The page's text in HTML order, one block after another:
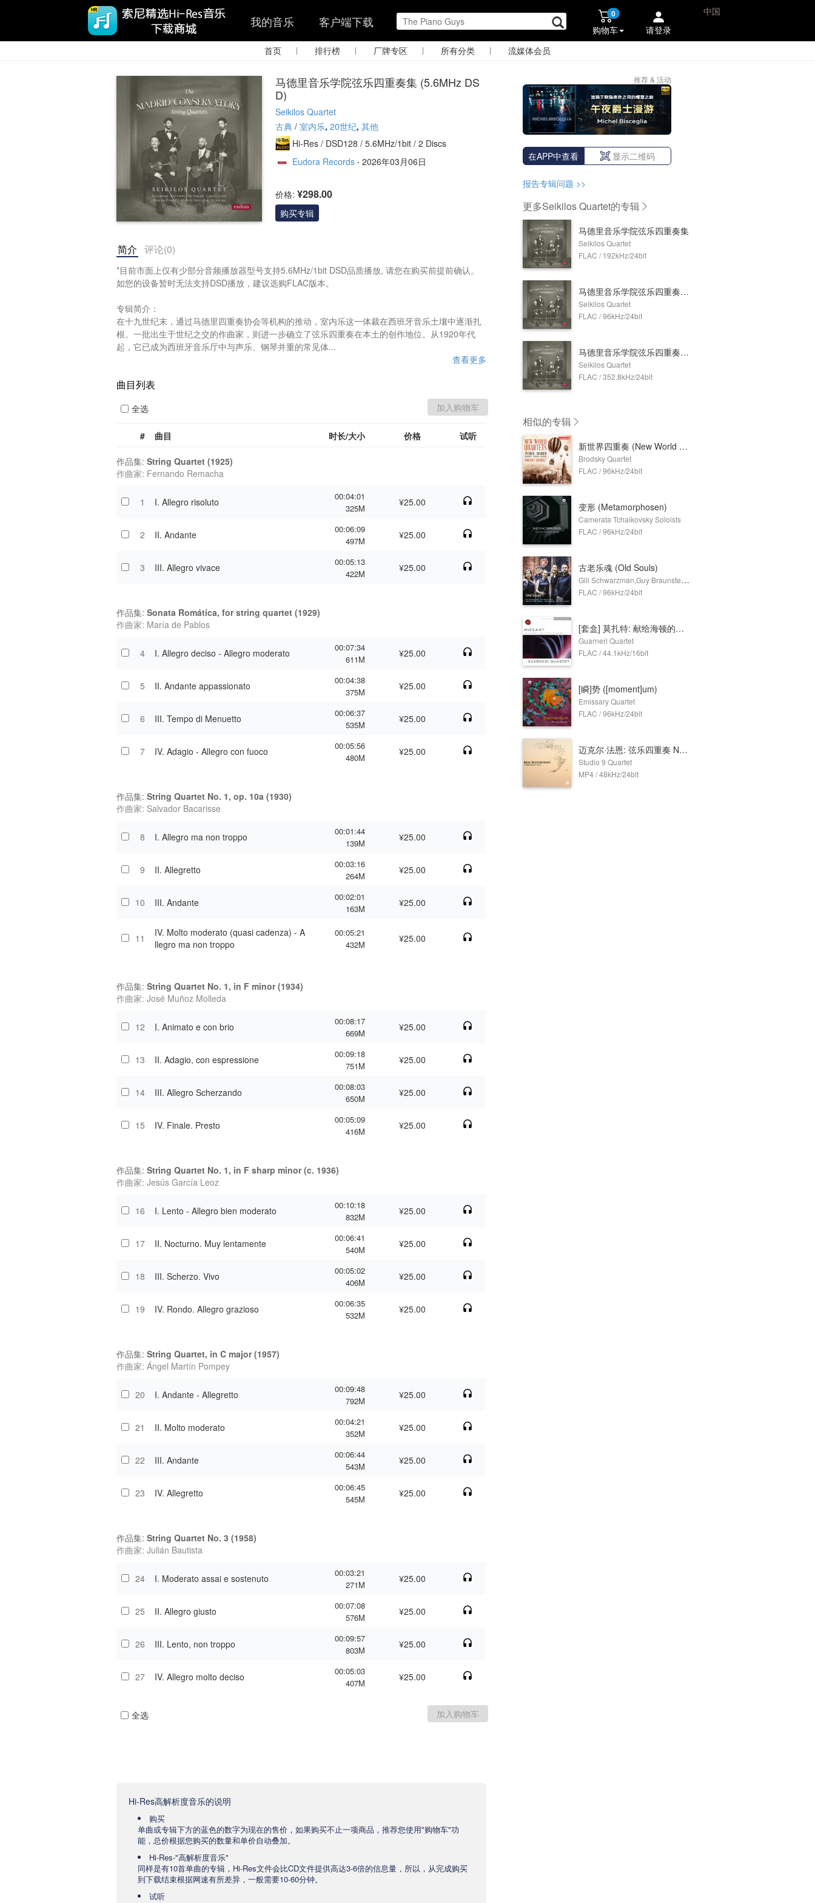
我的音乐 客户端下载 0
购物车 请登录
中国
首页 | 排行榜 | 厂牌专区 | 所有分类 | 流媒体会员
马德里音乐学院弦乐四重奏集 (5.6MHz DS
D)
Seikilos Quartet
古典 / 室内乐, 20世纪, 其他
Hi-Res / DSD128 / 5.6MHz/1bit / 2 Discs
Eudora Records · 2026年03月06日
价格: ¥298.00
购买专辑
简介 评论(0)
*目前市面上仅有少部分音频播放器型号支持5.6MHz/1bit DSD品质播放, 请您在购买前提前确认。
如您的设备暂时无法支持DSD播放，建议选购FLAC版本。
专辑简介：
在十九世纪末，通过马德里四重奏协会等机构的推动，室内乐这一体裁在西班牙音乐土壤中逐渐扎
根。一批出生于世纪之交的作曲家，则进一步确立了弦乐四重奏在本土的创作地位。从1920年代
起，它已成为西班牙音乐厅中与声乐、钢琴并重的常见体...
查看更多
曲目列表
全选
# 曲目 时长/大小 价格 试听
作品集: String Quartet (1925)
作曲家: Fernando Remacha
1 I. Allegro risoluto
00:04:01
325M
¥25.00
2 II. Andante
00:06:09
497M
¥25.00
3 III. Allegro vivace
00:05:13
422M
¥25.00
作品集: Sonata Romática, for string quartet (1929)
作曲家: María de Pablos
4 I. Allegro deciso - Allegro moderato
00:07:34
611M
¥25.00
5 II. Andante appassionato
00:04:38
375M
¥25.00
6 III. Tempo di Menuetto
00:06:37
535M
¥25.00
7 IV. Adagio - Allegro con fuoco
00:05:56
480M
¥25.00
作品集: String Quartet No. 1, op. 10a (1930)
作曲家: Salvador Bacarisse
8 I. Allegro ma non troppo
00:01:44
139M
¥25.00
9 II. Allegretto
00:03:16
264M
¥25.00
10 III. Andante
00:02:01
163M
¥25.00
11
IV. Molto moderato (quasi cadenza) - A
llegro ma non troppo
00:05:21
432M
¥25.00
作品集: String Quartet No. 1, in F minor (1934)
作曲家: José Muñoz Molleda
12 I. Animato e con brio
00:08:17
669M
¥25.00
13 II. Adagio, con espressione
00:09:18
751M
¥25.00
14 III. Allegro Scherzando
00:08:03
650M
¥25.00
15 IV. Finale. Presto
00:05:09
416M
¥25.00
作品集: String Quartet No. 1, in F sharp minor (c. 1936)
作曲家: Jesús García Leoz
16 I. Lento - Allegro bien moderato
00:10:18
832M
¥25.00
17 II. Nocturno. Muy lentamente
00:06:41
540M
¥25.00
18 III. Scherzo. Vivo
00:05:02
406M
¥25.00
19 IV. Rondo. Allegro grazioso
00:06:35
532M
¥25.00
作品集: String Quartet, in C major (1957)
作曲家: Ángel Martín Pompey
20 I. Andante - Allegretto
00:09:48
792M
¥25.00
21 II. Molto moderato
00:04:21
352M
¥25.00
22 III. Andante
00:06:44
543M
¥25.00
23 IV. Allegretto
00:06:45
545M
¥25.00
作品集: String Quartet No. 3 (1958)
作曲家: Julián Bautista
24 I. Moderato assai e sostenuto
00:03:21
271M
¥25.00
25 II. Allegro giusto
00:07:08
576M
¥25.00
26 III. Lento, non troppo
00:09:57
803M
¥25.00
27 IV. Allegro molto deciso
00:05:03
407M
¥25.00
全选
Hi-Res高解析度音乐的说明
购买
单曲或专辑下方的蓝色的数字为现在的售价，如果购买不止一项商品，推荐您使用"购物车"功
能，总价根据您购买的数量和单价自动叠加。
Hi-Res-"高解析度音乐"
同样是有10首单曲的专辑，Hi-Res文件会比CD文件提供高达3-6倍的信息量，所以，从完成购买
到下载结束根据网速有所差异，一般需要10-60分钟。
试听
推荐 & 活动
在APP中查看 显示二维码
报告专辑问题 >>
更多Seikilos Quartet的专辑
马德里音乐学院弦乐四重奏集
Seikilos Quartet
FLAC / 192kHz/24bit
马德里音乐学院弦乐四重奏集 (5.1CH)
Seikilos Quartet
FLAC / 96kHz/24bit
马德里音乐学院弦乐四重奏集 (352.8kHz DXD)
Seikilos Quartet
FLAC / 352.8kHz/24bit
相似的专辑
新世界四重奏 (New World Quartets)
Brodsky Quartet
FLAC / 96kHz/24bit
变形 (Metamorphosen)
Camerata Tchaikovsky Soloists
FLAC / 96kHz/24bit
古老乐魂 (Old Souls)
Gili Schwarzman,Guy Braunstein,Susana Yoko Henkel,Amihai Grosz,Alisa Weilerstein
FLAC / 96kHz/24bit
[套盒] 莫扎特: 献给海顿的六首弦乐四重奏 (3 Discs)
Guarneri Quartet
FLAC / 44.1kHz/16bit
[瞬]势 ([moment]um)
Emissary Quartet
FLAC / 96kHz/24bit
迈克尔·法恩: 弦乐四重奏 No. 3 (Dolby Atmos)
Studio 9 Quartet
MP4 / 48kHz/24bit